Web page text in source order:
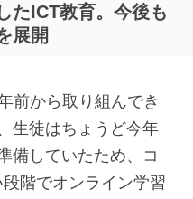
たICT教育。今後も
展開
前から取り組んでき
生徒はちょうど今年
備していたため、コ
階でオンライン学習